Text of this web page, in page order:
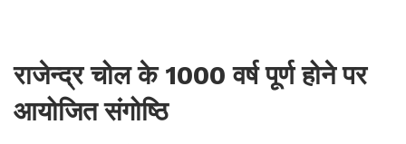
राजेन्द्र चोल के 1000 वर्ष पूर्ण होने पर
आयोजित संगोष्ठि